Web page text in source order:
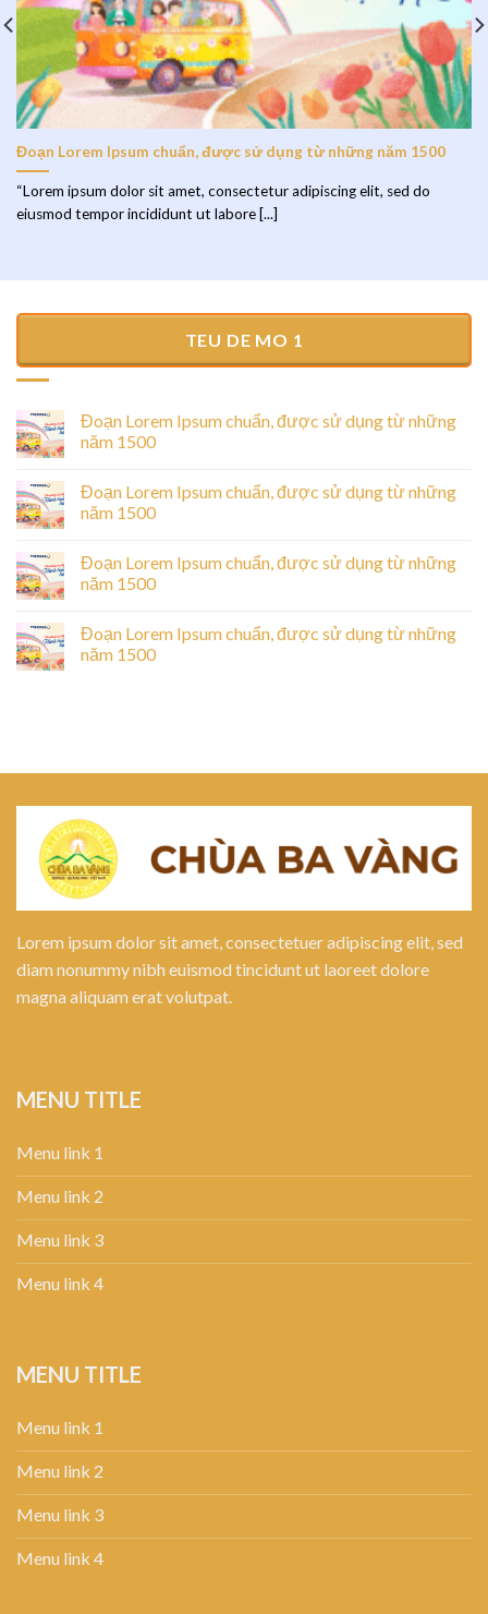
Đoạn Lorem Ipsum chuẩn, được sử dụng từ những năm 1500
“Lorem ipsum dolor sit amet, consectetur adipiscing elit, sed do
eiusmod tempor incididunt ut labore [...]
TEU DE MO 1
Đoạn Lorem Ipsum chuẩn, được sử dụng từ những
năm 1500
Đoạn Lorem Ipsum chuẩn, được sử dụng từ những
năm 1500
Đoạn Lorem Ipsum chuẩn, được sử dụng từ những
năm 1500
Đoạn Lorem Ipsum chuẩn, được sử dụng từ những
năm 1500
Lorem ipsum dolor sit amet, consectetuer adipiscing elit, sed
diam nonummy nibh euismod tincidunt ut laoreet dolore
magna aliquam erat volutpat.
MENU TITLE
Menu link 1
Menu link 2
Menu link 3
Menu link 4
MENU TITLE
Menu link 1
Menu link 2
Menu link 3
Menu link 4